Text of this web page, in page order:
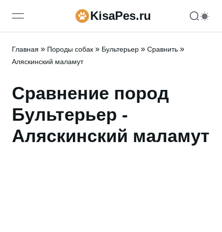
open navigation menuKisaPes.ru
Главная » Породы собак » Бультерьер » Сравнить »
Аляскинский маламут
Сравнение пород
Бультерьер -
Аляскинский маламут